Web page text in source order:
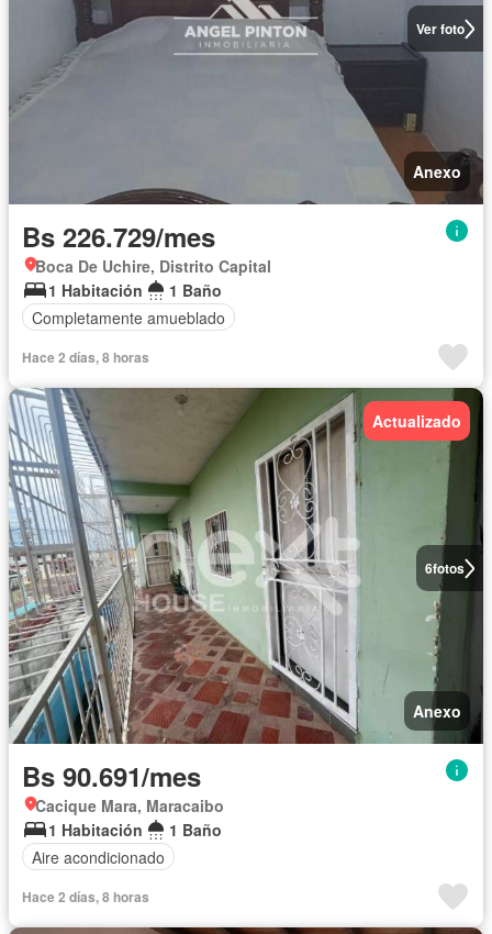
Ver foto
Anexo
Bs 226.729/mes
Boca De Uchire, Distrito Capital
1 Habitación
1 Baño
Completamente amueblado
Hace 2 días, 8 horas
6fotos
Actualizado
Anexo
Bs 90.691/mes
Cacique Mara, Maracaibo
1 Habitación
1 Baño
Aire acondicionado
Hace 2 días, 8 horas